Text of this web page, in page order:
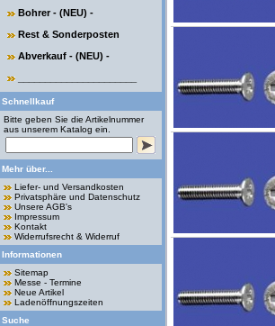
Bohrer - (NEU) -
Rest & Sonderposten
Abverkauf - (NEU) -
Schnellkauf
Bitte geben Sie die Artikelnummer
aus unserem Katalog ein.
Mehr über...
Liefer- und Versandkosten
Privatsphäre und Datenschutz
Unsere AGB's
Impressum
Kontakt
Widerrufsrecht & Widerruf
Informationen
Sitemap
Messe - Termine
Neue Artikel
Ladenöffnungszeiten
Suche